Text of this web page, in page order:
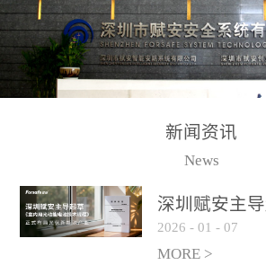
尤其是目前众多的大型影
剧院、会议展览中心、体
育馆、大型仓库和隧道空
间等，其建筑结构特殊、
火灾隐患多。一旦发生火
传统的火灾关测器无法被
及时缺发，不能及早发现
和有效扑救火火，这不仅
路状态
后向光
高可靠
等多
警领域
和工程
新闻资讯
News
深圳赋安主
光动能电池技
布局光伏新能
2026 - 01 - 07
MORE >